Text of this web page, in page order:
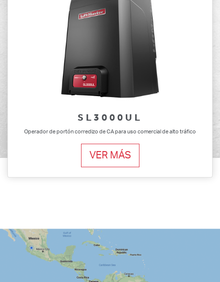
SL3000UL
Operador de portón corredizo de CA para uso comercial de alto tráfico
VER MÁS